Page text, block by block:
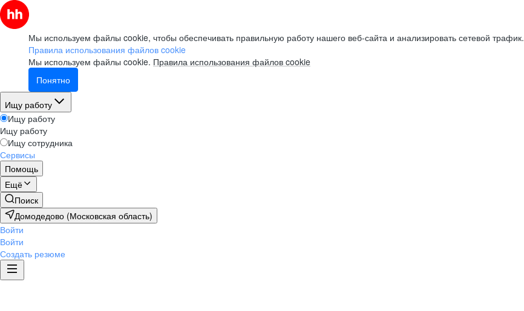
Мы используем файлы cookie, чтобы обеспечивать правильную работу нашего веб-сайта и анализировать сетевой трафик.
Правила использования файлов cookie
Мы используем файлы cookie. Правила использования файлов cookie
Понятно
Ищу работу
Ищу работу
Ищу работу
Ищу сотрудника
Сервисы
Помощь
Ещё
Поиск
Домодедово (Московская область)
Войти
Войти
Создать резюме